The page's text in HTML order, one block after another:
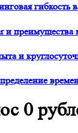
гибкость
и
и
0